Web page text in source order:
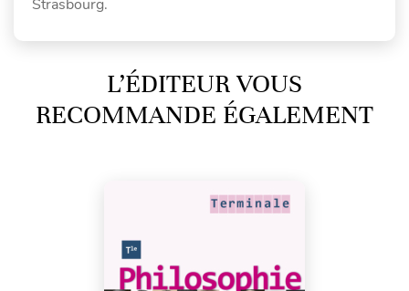
Strasbourg.
L’ÉDITEUR VOUS
RECOMMANDE ÉGALEMENT